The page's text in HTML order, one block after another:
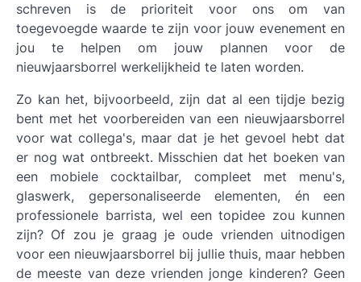
schreven is de prioriteit voor ons om van
toegevoegde waarde te zijn voor jouw evenement en
jou te helpen om jouw plannen voor de
nieuwjaarsborrel werkelijkheid te laten worden.
Zo kan het, bijvoorbeeld, zijn dat al een tijdje bezig
bent met het voorbereiden van een nieuwjaarsborrel
voor wat collega's, maar dat je het gevoel hebt dat
er nog wat ontbreekt. Misschien dat het boeken van
een mobiele cocktailbar, compleet met menu's,
glaswerk, gepersonaliseerde elementen, én een
professionele barrista, wel een topidee zou kunnen
zijn? Of zou je graag je oude vrienden uitnodigen
voor een nieuwjaarsborrel bij jullie thuis, maar hebben
de meeste van deze vrienden jonge kinderen? Geen